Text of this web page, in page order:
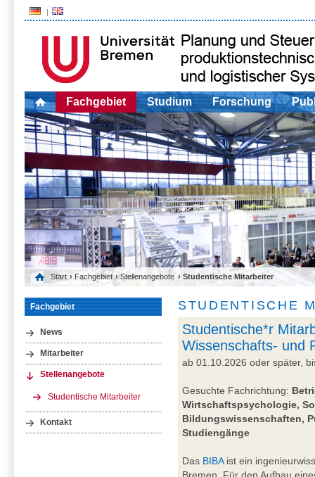
Fachgebiet Studium Forschung
Start › Fachgebiet ›Stellenangebote › Studentische Mitarbeiter
Fachgebiet
News
Mitarbeiter
Stellenangebote
Studentische Mitarbeiter
Kontakt
STUDENTISCHE
Studentische*r
Wissenschafts- und
ab 01.10.2026 oder später,
Gesuchte Fachrichtung:
Wirtschaftspsychologie,
Bildungswissenschaften,
Studiengänge
Das BIBAist ein